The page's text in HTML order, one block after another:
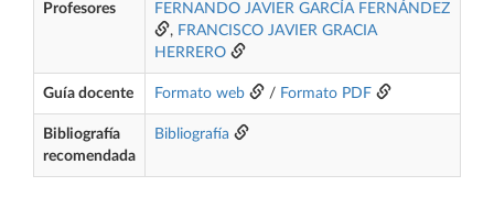
Profesores
FERNANDO JAVIER GARCÍA FERNÁNDEZ
, FRANCISCO JAVIER GRACIA
HERRERO
Guía docente Formato web / Formato PDF
Bibliografía
recomendada
Bibliografía